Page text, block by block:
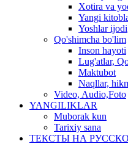
Xotira va
Yangi
Yoshlar ijodi
Qo'shimcha bo'lim
Inson hayoti
Lug'atlar,
Maktubot
Naqllar,
Video, Audio,Foto
YANGILIKLAR
Muborak kun
Tarixiy sana
ТЕКСТЫ НА